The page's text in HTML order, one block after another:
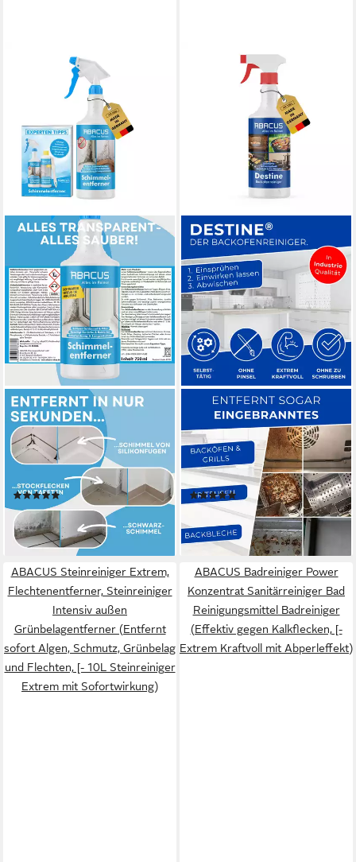
ABACUS
Anti-Schimmel-Spray,
Schimmelex für Wand und
Bad, Anti-Schimmel
Schimmelentferner (inkl.
Experten Tipps, [1-St.
1x750ml Sofortwirkung mit
Langzeiteffekt)
(12)
27,90 €
(37,20 €/ 1 l)
lieferbar - in 4-5 Werktagen bei dir
ABACUS
Backofenreiniger, Grillreiniger,
Ofenreiniger, Herdreiniger
Backofenreiniger (Geeignet
für Ofen, Grillm Töpfe etc., [-
Beseitigt problemlos
eingebrannte Fette Beseitigt
problemlos eingebrannte
(2)
21,90 €
(29,20 €/ 1 l)
lieferbar - in 4-5 Werktagen bei dir
ABACUS Steinreiniger Extrem,
Flechtenentferner, Steinreiniger
Intensiv außen
Grünbelagentferner (Entfernt
sofort Algen, Schmutz, Grünbelag
und Flechten, [- 10L Steinreiniger
Extrem mit Sofortwirkung)
ABACUS Badreiniger Power
Konzentrat Sanitärreiniger Bad
Reinigungsmittel Badreiniger
(Effektiv gegen Kalkflecken, [-
Extrem Kraftvoll mit Abperleffekt)